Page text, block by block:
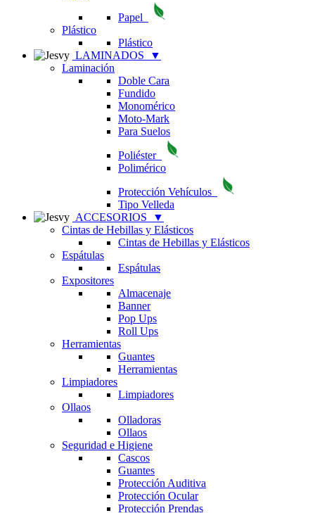
Papel
Plástico
Plástico
LAMINADOS
▼
Laminación
Doble Cara
Fundido
Monomérico
Moto-Mark
Para Suelos
Poliéster
Polimérico
Protección Vehículos
Tipo Velleda
ACCESORIOS
▼
Cintas de Hebillas y Elásticos
Cintas de Hebillas y Elásticos
Espátulas
Espátulas
Expositores
Almacenaje
Banner
Pop Ups
Roll Ups
Herramientas
Guantes
Herramientas
Limpiadores
Limpiadores
Ollaos
Olladoras
Ollaos
Seguridad e Higiene
Cascos
Guantes
Protección Auditiva
Protección Ocular
Protección Prendas